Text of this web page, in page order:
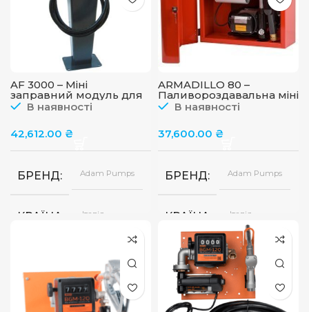
AF 3000 – Міні
заправний модуль для
дп на п’єдесталі, 80 л/хв
В наявності
42,612.00 ₴
БРЕНД Adam Pumps
КРАЇНА Італія
ПРОДУКТИВНІСТЬ
ARMADILLO 80 –
Паливороздавальна міні
заправка для
220В, 80 л/хв
В наявності
37,600.00 ₴
БРЕНД Adam Pumps
КРАЇНА Італія
ЖИВЛЕННЯ 220В
ПРОДУКТИВНІСТЬ